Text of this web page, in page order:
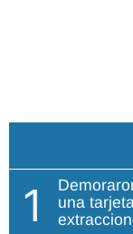
1
una